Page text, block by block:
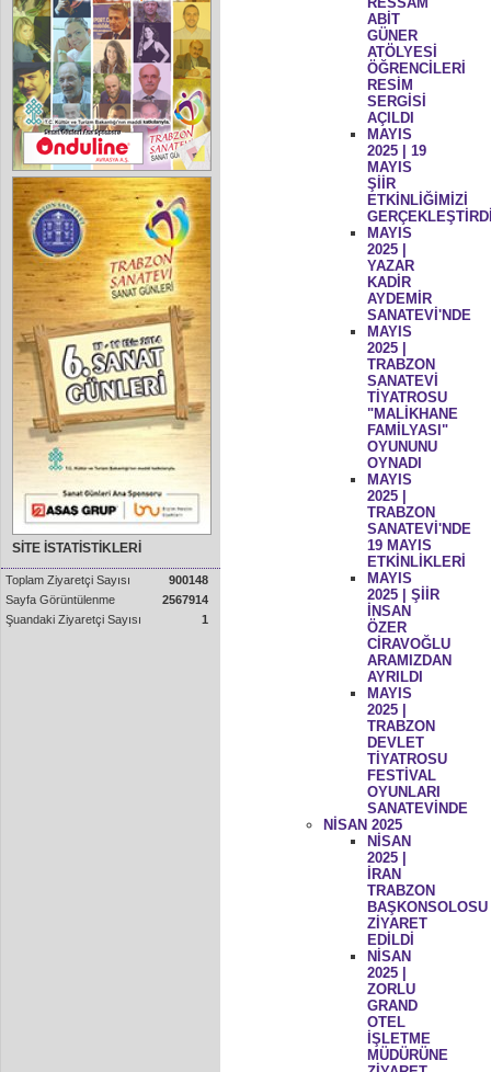
SİTE İSTATİSTİKLERİ
Toplam Ziyaretçi Sayısı
900148
Sayfa Görüntülenme
2567914
Şuandaki Ziyaretçi Sayısı
1
ABİT
GÜNER
ATÖLYESİ
ÖĞRENCİLERİ
RESİM
SERGİSİ
AÇILDI
MAYIS
2025 | 19
MAYIS
ŞİİR
ETKİNLİĞİMİZİ
MAYIS
2025 |
YAZAR
KADİR
AYDEMİR
SANATEVİ'NDE
MAYIS
2025 |
TRABZON
SANATEVİ
TİYATROSU
"MALİKHANE
FAMİLYASI"
OYUNUNU
OYNADI
MAYIS
2025 |
TRABZON
SANATEVİ'NDE
19 MAYIS
ETKİNLİKLERİ
MAYIS
2025 | ŞİİR
İNSAN
ÖZER
CİRAVOĞLU
ARAMIZDAN
AYRILDI
MAYIS
2025 |
TRABZON
DEVLET
TİYATROSU
FESTİVAL
OYUNLARI
SANATEVİNDE
NİSAN 2025
NİSAN
2025 |
İRAN
TRABZON
BAŞKONSOLOSU
ZİYARET
EDİLDİ
NİSAN
2025 |
ZORLU
GRAND
OTEL
İŞLETME
MÜDÜRÜNE